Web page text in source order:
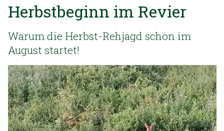
Herbstbeginn im Revier
Warum die Herbst-Rehjagd schon im
August startet!